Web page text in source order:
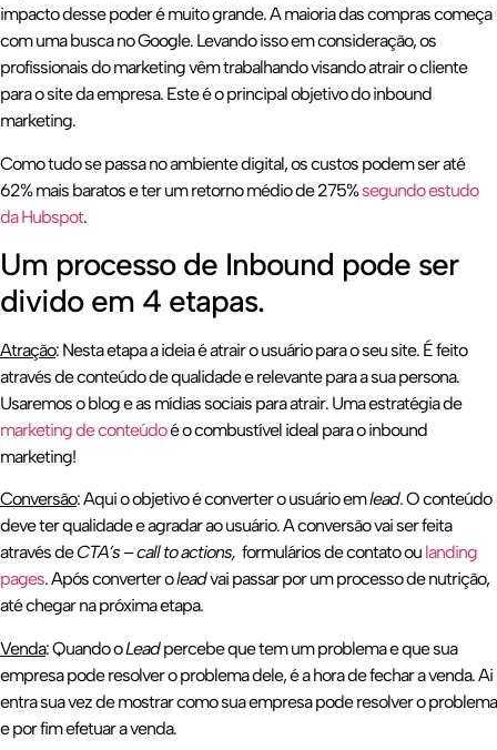
impacto desse poder é muito grande. A maioria das compras começa
com uma busca no Google. Levando isso em consideração, os
profissionais do marketing vêm trabalhando visando atrair o cliente
para o site da empresa. Este é o principal objetivo do inbound
marketing.
Como tudo se passa no ambiente digital, os custos podem ser até
62% mais baratos e ter um retorno médio de 275%segundo estudo
da Hubspot.
Um processo de Inbound pode ser
divido em 4 etapas.
Atração: Nesta etapa a ideia é atrair o usuário para o seu site. É feito
através de conteúdo de qualidade e relevante para a sua persona.
Usaremos o blog e as mídias sociais para atrair. Uma estratégia de
marketing de conteúdoé o combustível ideal para o inbound
marketing!
Conversão: Aqui o objetivo é converter o usuário emlead. O conteúdo
deve ter qualidade e agradar ao usuário. A conversão vai ser feita
através deCTA’s – call to actions, formulários de contato ou landing
pages. Após converter oleadvai passar por um processo de nutrição,
até chegar na próxima etapa.
Venda: Quando oLeadpercebe que tem um problema e que sua
empresa pode resolver o problema dele, é a hora de fechar a venda. Ai
entra sua vez de mostrar como sua empresa pode resolver o problema
e por fim efetuar a venda.